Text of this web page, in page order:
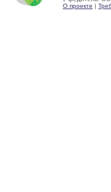
О проекте |